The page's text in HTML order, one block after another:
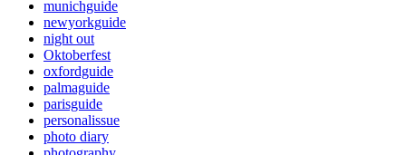
munichguide
newyorkguide
night out
Oktoberfest
oxfordguide
palmaguide
parisguide
personalissue
photo diary